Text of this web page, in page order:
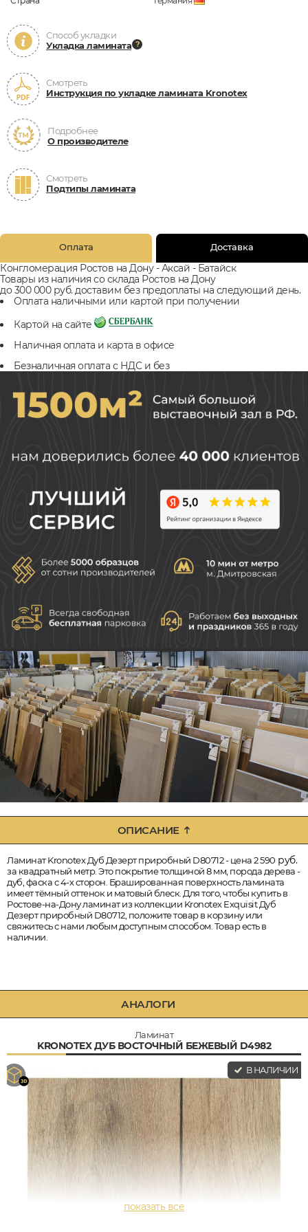
Способ укладки
Укладка ламината
Смотреть
Инструкция по укладке ламината Kronotex
Подробнее
О производителе
Смотреть
Подтипы ламината
Оплата Доставка
Конгломерация Ростов на Дону - Аксай - Батайск
Товары из наличия со склада Ростов на Дону
до 300 000 руб. доставим без предоплаты на следующий день.
Оплата наличными или картой при получении
Картой на сайте
Наличная оплата и карта в офисе
Безналичная оплата с НДС и без
ОПИСАНИЕ
Ламинат Kronotex Дуб Дезерт приробный D80712 - цена 2 590 руб.
за квадратный метр. Это покрытие толщиной 8 мм, порода дерева -
дуб, фаска с 4-х сторон. Брашированная поверхность ламината
имеет тёмный оттенок и матовый блеск. Для того, чтобы купить в
Ростове-на-Дону ламинат из коллекции Kronotex Exquisit Дуб
Дезерт приробный D80712, положите товар в корзину или
свяжитесь с нами любым доступным способом. Товар есть в
наличии.
АНАЛОГИ
Ламинат
KRONOTEX ДУБ ВОСТОЧНЫЙ БЕЖЕВЫЙ D4982
В НАЛИЧИИ